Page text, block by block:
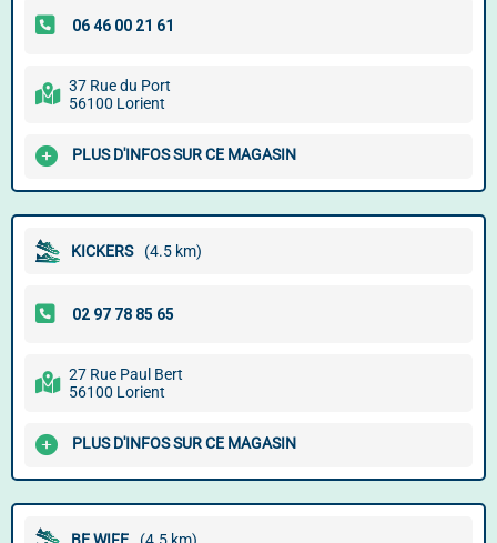
37 Rue du Port
56100 Lorient
PLUS D'INFOS SUR CE MAGASIN
KICKERS (4.5 km)
27 Rue Paul Bert
56100 Lorient
PLUS D'INFOS SUR CE MAGASIN